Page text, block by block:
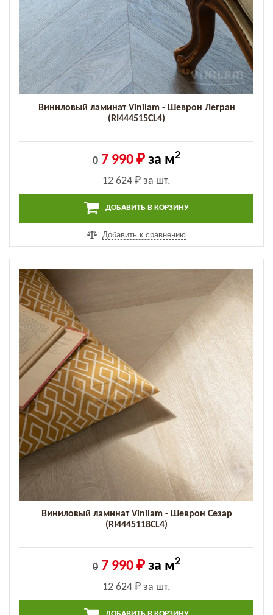
Виниловый ламинат Vinilam - Шеврон Легран
(RI444515CL4)
0 7 990 ₽ за м2
12 624 ₽ за шт.
ДОБАВИТЬ В КОРЗИНУ
Добавить к сравнению
Виниловый ламинат Vinilam - Шеврон Сезар
(RI4445118CL4)
0 7 990 ₽ за м2
12 624 ₽ за шт.